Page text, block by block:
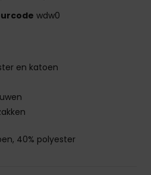
wdw0
en katoen
40% polyester